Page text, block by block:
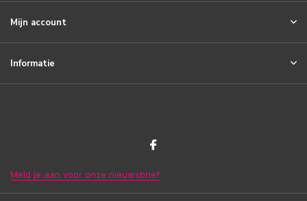
Mijn account
Informatie
Meld je aan voor onze nieuwsbrief